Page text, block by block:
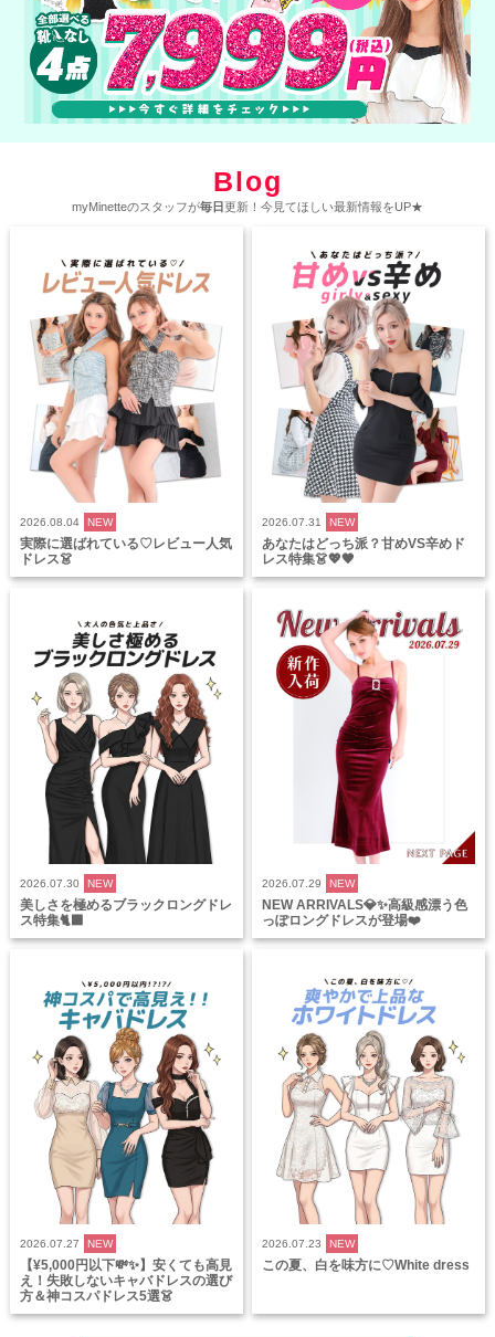
Blog
myMinetteのスタッフが毎日 更新！今見てほしい最新情報をUP★
2026.08.04 NEW
実際に選ばれている♡レビュー人気
ドレス👗
2026.07.31 NEW
あなたはどっち派？甘めVS辛めド
レス特集👗💖🖤
2026.07.30 NEW
美しさを極めるブラックロングドレ
ス特集🐈‍⬛
2026.07.29 NEW
NEW ARRIVALS💎✨高級感漂う色
っぽロングドレスが登場❤️
2026.07.27 NEW
【¥5,000円以下💸✨】安くても高見
え！失敗しないキャバドレスの選び
方＆神コスパドレス5選👗
2026.07.23 NEW
この夏、白を味方に♡White dress